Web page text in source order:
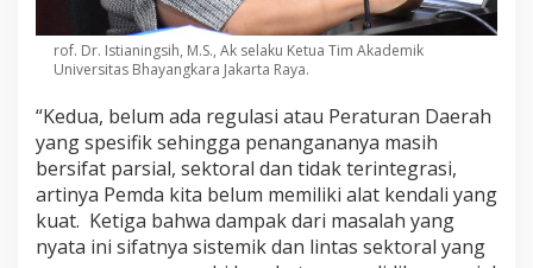
rof. Dr. Istianingsih, M.S., Ak selaku Ketua Tim Akademik
Universitas Bhayangkara Jakarta Raya.
“Kedua, belum ada regulasi atau Peraturan Daerah
yang spesifik sehingga penangananya masih
bersifat parsial, sektoral dan tidak terintegrasi,
artinya Pemda kita belum memiliki alat kendali yang
kuat. Ketiga bahwa dampak dari masalah yang
nyata ini sifatnya sistemik dan lintas sektoral yang